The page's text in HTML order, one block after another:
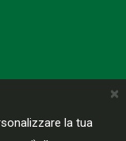
×
la tua